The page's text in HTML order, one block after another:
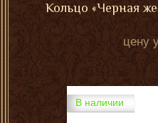
Кольцо «Черная
цену
В наличии